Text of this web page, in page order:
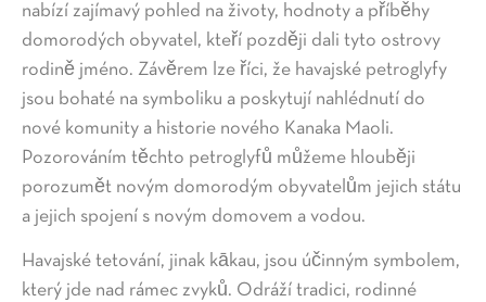
nabízí zajímavý pohled na životy, hodnoty a příběhy
domorodých obyvatel, kteří později dali tyto ostrovy
rodině jméno. Závěrem lze říci, že havajské petroglyfy
jsou bohaté na symboliku a poskytují nahlédnutí do
nové komunity a historie nového Kanaka Maoli.
Pozorováním těchto petroglyfů můžeme hlouběji
porozumět novým domorodým obyvatelům jejich státu
a jejich spojení s novým domovem a vodou.
Havajské tetování, jinak kākau, jsou účinným symbolem,
který jde nad rámec zvyků. Odráží tradici, rodinné